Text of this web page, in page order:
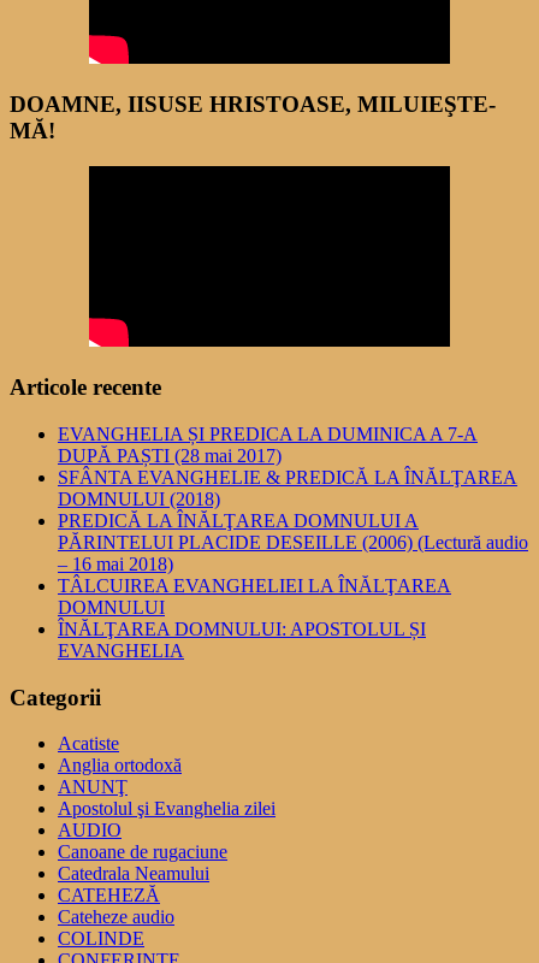
DOAMNE, IISUSE HRISTOASE, MILUIEŞTE-
MĂ!
Articole recente
EVANGHELIA ȘI PREDICA LA DUMINICA A 7-A
DUPĂ PAȘTI (28 mai 2017)
SFÂNTA EVANGHELIE & PREDICĂ LA ÎNĂLŢAREA
DOMNULUI (2018)
PREDICĂ LA ÎNĂLŢAREA DOMNULUI A
PĂRINTELUI PLACIDE DESEILLE (2006) (Lectură audio
– 16 mai 2018)
TÂLCUIREA EVANGHELIEI LA ÎNĂLŢAREA
DOMNULUI
ÎNĂLŢAREA DOMNULUI: APOSTOLUL ȘI
EVANGHELIA
Categorii
Acatiste
Anglia ortodoxă
ANUNŢ
Apostolul şi Evanghelia zilei
AUDIO
Canoane de rugaciune
Catedrala Neamului
CATEHEZĂ
Cateheze audio
COLINDE